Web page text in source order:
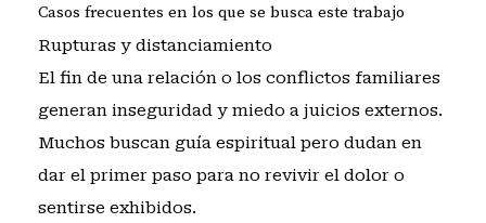
Casos frecuentes en los que se busca este trabajo
Rupturas y distanciamiento
El fin de una relación o los conflictos familiares
generan inseguridad y miedo a juicios externos.
Muchos buscan guía espiritual pero dudan en
dar el primer paso para no revivir el dolor o
sentirse exhibidos.